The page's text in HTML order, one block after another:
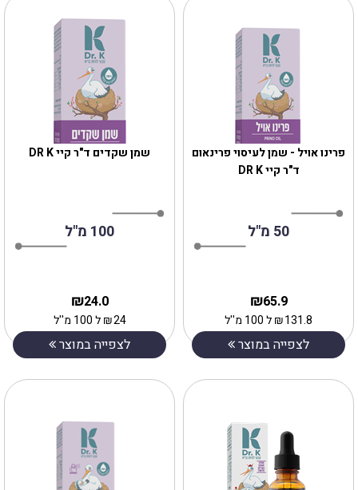
שמן שקדים ד"ר קיי DR K
100 מ"ל
24.0
₪
24
₪ל 100 מ''ל
לצפייה במוצר
פרינו אויל - שמן לעיסוי פרינאום
ד"ר קיי DR K
50 מ"ל
65.9
₪
131.8
₪ל 100 מ''ל
לצפייה במוצר